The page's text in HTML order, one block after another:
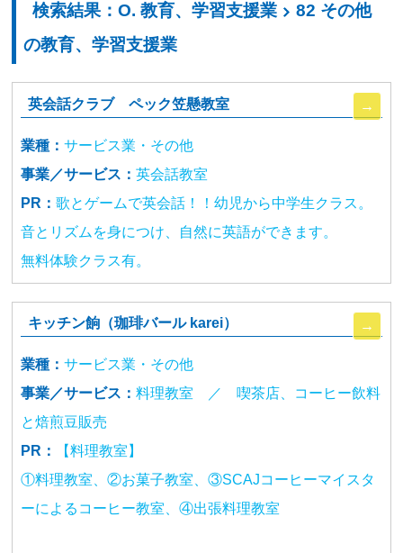
検索結果：O. 教育、学習支援業
82 その他
の教育、学習支援業
英会話クラブ ペック笠懸教室
業種： サービス業・その他
事業／サービス： 英会話教室
PR： 歌とゲームで英会話！！幼児から中学生クラス。
音とリズムを身につけ、自然に英語ができます。
無料体験クラス有。
キッチン餉（珈琲バール karei）
業種： サービス業・その他
事業／サービス： 料理教室 ／ 喫茶店、コーヒー飲料
と焙煎豆販売
PR：
【料理教室】
①料理教室、②お菓子教室、③SCAJコーヒーマイスタ
ーによるコーヒー教室、④出張料理教室